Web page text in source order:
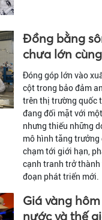
Đồng bằng
chưa lớn
Đóng góp lớn vào
cột trong bảo đảm
trên thị trường quốc
đang đối mặt với
nhưng thiếu những
mô hình tăng trưởng
chạm tới giới hạn,
cạnh tranh trở thành
đoạn phát triển mới.
Giá vàng
nước và thế